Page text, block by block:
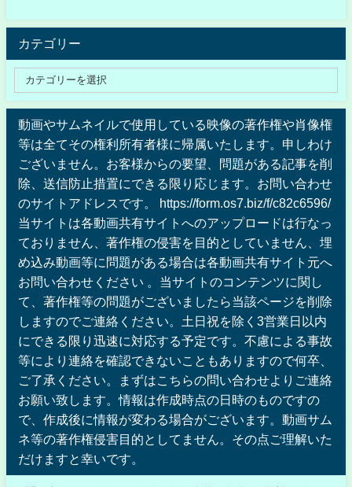
カテゴリー
動画やサムネイルで使用している映像の著作権や肖像権
等は全てその権利所有者様に帰属いたします。申しわけ
ございません。お客様からの要望、問題がある記事を削
除、送信防止措置にできる限り応じます。お問い合わせ
のサイトアドレスです。 https://form.os7.biz/f/c82c6596/
当サイトは各動画共有サイトへのアップロードは行なっ
ておりません、著作権の侵害を目的としていません、埋
め込み動画等に問題がある場合は各動画共有サイト元へ
お問い合わせください 。当サイトのコンテンツに関し
て、著作権等の問題がございましたら当該ページを削除
しますのでご連絡ください。土日祝を除く3営業日以内
にできる限り迅速に対応する予定です。不慮による事故
等により連絡を確認できないこともありますので何卒、
ご了承ください。まずはこちらの問い合わせよりご連絡
お願い致します。情報は作成時点の日時のものですの
で、作成後に情報が変わる場合がございます。動画サム
ネ等の著作権侵害目的としてません。その点ご理解いた
だけますと幸いです。